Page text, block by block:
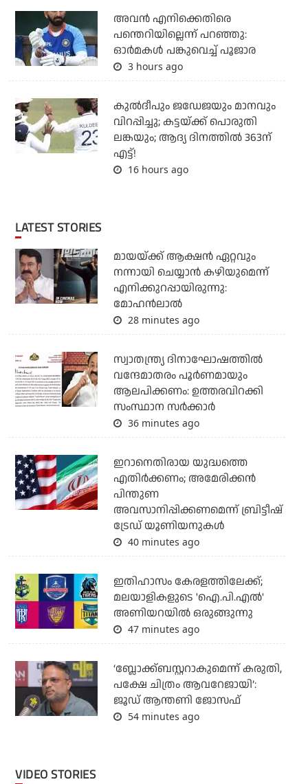
അവന്‍ എനിക്കെതിരെ
പന്തെറിയില്ലെന്ന് പറഞ്ഞു:
ഓര്‍മകള്‍ പങ്കുവെച്ച് പൂജാര
3 hours ago
കുല്‍ദീപും ജഡേജയും മാനവും
വിറപ്പിച്ചു; കട്ടയ്ക്ക് പൊരുതി
ലങ്കയും; ആദ്യ ദിനത്തില്‍ 363ന്
എട്ട്!
16 hours ago
LATEST STORIES
മായയ്ക്ക് ആക്ഷന്‍ ഏറ്റവും
നന്നായി ചെയ്യാന്‍ കഴിയുമെന്ന്
എനിക്കുറപ്പായിരുന്നു:
മോഹന്‍ലാല്‍
28 minutes ago
സ്വാതന്ത്ര്യ ദിനാഘോഷത്തില്‍
വന്ദേമാതരം പൂര്‍ണമായും
ആലപിക്കണം: ഉത്തരവിറക്കി
സംസ്ഥാന സര്‍ക്കാര്‍
36 minutes ago
ഇറാനെതിരായ യുദ്ധത്തെ
എതിര്‍ക്കണം; അമേരിക്കന്‍
പിന്തുണ
അവസാനിപ്പിക്കണമെന്ന് ബ്രിട്ടീഷ്
ട്രേഡ് യൂണിയനുകള്‍
40 minutes ago
ഇതിഹാസം കേരളത്തിലേക്ക്;
മലയാളികളുടെ 'ഐ.പി.എല്‍'
അണിയറയില്‍ ഒരുങ്ങുന്നു
47 minutes ago
‘ബ്ലോക്ക്ബസ്റ്ററാകുമെന്ന് കരുതി,
പക്ഷേ ചിത്രം ആവറേജായി’:
ജൂഡ് ആന്തണി ജോസഫ്
54 minutes ago
VIDEO STORIES